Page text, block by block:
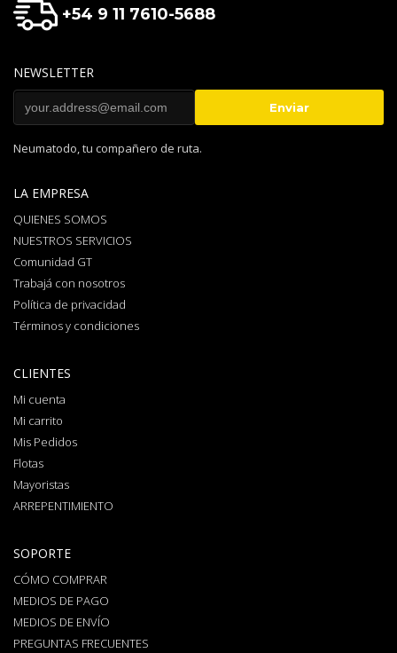
+54 9 11 7610-5688
NEWSLETTER
Neumatodo, tu compañero de ruta.
LA EMPRESA
QUIENES SOMOS
NUESTROS SERVICIOS
Comunidad GT
Trabajá con nosotros
Política de privacidad
Términos y condiciones
CLIENTES
Mi cuenta
Mi carrito
Mis Pedidos
Flotas
Mayoristas
ARREPENTIMIENTO
SOPORTE
CÓMO COMPRAR
MEDIOS DE PAGO
MEDIOS DE ENVÍO
PREGUNTAS FRECUENTES